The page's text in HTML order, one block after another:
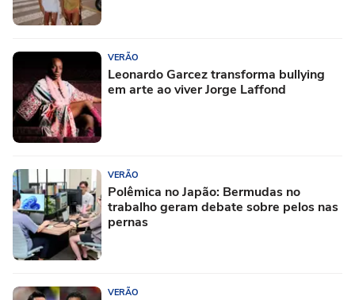
VERÃO
Leonardo Garcez transforma bullying
em arte ao viver Jorge Laffond
VERÃO
Polêmica no Japão: Bermudas no
trabalho geram debate sobre pelos nas
pernas
VERÃO